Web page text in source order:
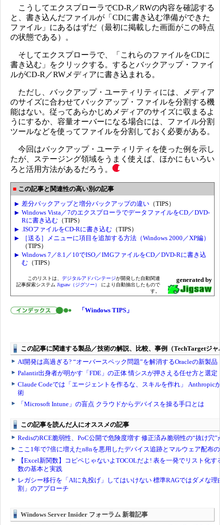
こうしてエクスプローラでCD-R／RWの内容を確認する
と、書き込んだファイルが「CDに書き込む準備ができた
ファイル」にあるはずだ（最初に掲載した画面がこの時点
の状態である）。
そしてエクスプローラで、「これらのファイルをCDに
書き込む」をクリックする。するとバックアップ・ファイ
ルがCD-R／RWメディアに書き込まれる。
ただし、バックアップ・ユーティリティには、メディア
のサイズに合わせてバックアップ・ファイルを分割する機
能はない。従ってあらかじめメディアのサイズに収まるよ
うにするか、容量オーバーになる場合には、ファイル分割
ツールなどを使ってファイルを分割しておく必要がある。
今回はバックアップ・ユーティリティを使った例を示し
たが、ステージング領域をうまく使えば、ほかにもいろい
ろと活用方法があるだろう。
この記事と関連性の高い別の記事
差分バックアップと増分バックアップの違い （TIPS）
Windows Vista／7のエクスプローラでデータファイルをCD／DVD-
Rに書き込む （TIPS）
.ISOファイルをCD-Rに書き込む （TIPS）
［送る］メニューに項目を追加する方法（Windows 2000／XP編）
（TIPS）
Windows 7／8.1／10でISO／IMGファイルをCD／DVD-Rに書き込
む （TIPS）
このリストは、 デジタルアドバンテージが開発した自動関連
記事探索システム Jigsaw（ジグソー）
により自動抽出したもので
す。
generated by
「Windows TIPS」
Windows Server Insider フォーラム 新着記事